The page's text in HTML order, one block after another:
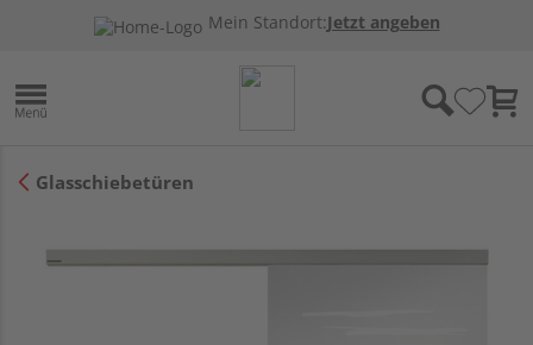
Mein Standort:Jetzt angeben
Glasschiebetüren